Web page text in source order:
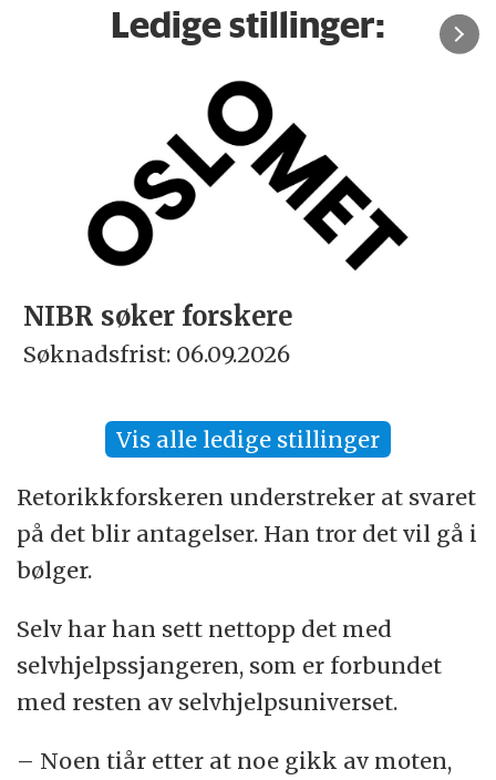
Ledige stillinger:
NIBR søker forskere
Søknadsfrist: 06.09.2026
Vis alle ledige stillinger
Retorikkforskeren understreker at svaret
på det blir antagelser. Han tror det vil gå i
bølger.
Selv har han sett nettopp det med
selvhjelpssjangeren, som er forbundet
med resten av selvhjelpsuniverset.
– Noen tiår etter at noe gikk av moten,